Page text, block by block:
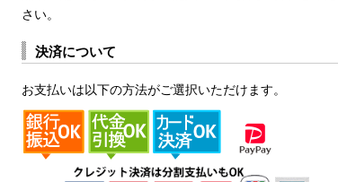
さい。
決済について
お支払いは以下の方法がご選択いただけます。